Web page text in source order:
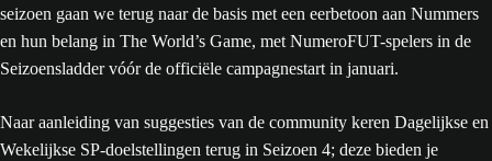
seizoen gaan we terug naar de basis met een eerbetoon aan Nummers
en hun belang in The World’s Game, met NumeroFUT-spelers in de
Seizoensladder vóór de officiële campagnestart in januari.
Naar aanleiding van suggesties van de community keren Dagelijkse en
Wekelijkse SP-doelstellingen terug in Seizoen 4; deze bieden je